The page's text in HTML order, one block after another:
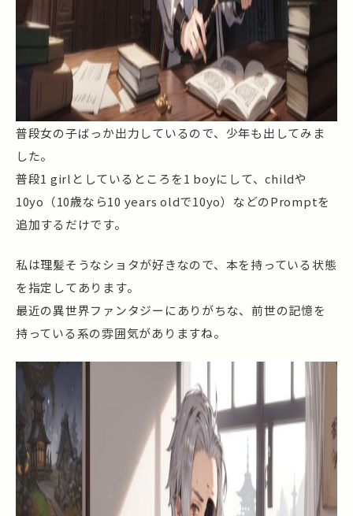
普段女の子ばっか出力しているので、少年も出してみま
した。
普段1 girlとしているところを1 boyにして、childや
10yo（10歳なら10 years oldで10yo）などのPromptを
追加するだけです。
私は理髪そうなショタが好きなので、本を持っている状態
を指定してあります。
最近の異世界ファンタジーにありがちな、前世の記憶を
持っている系の雰囲気がありますね。